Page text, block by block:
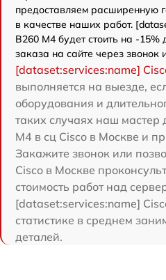
предоставляем расширенную
в качестве наших работ.
B260 M4 будет стоить на -
заказа на сайте через звонок
[dataset:services:name]
выполняется на выезде,
оборудования и
таких случаях наш мастер
M4 в сц Cisco в Москве и
Закажите звонок или
Cisco в Москве
стоимость работ над
[dataset:services:name]
статистике в среднем
деталей.